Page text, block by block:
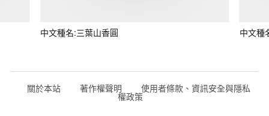
中文種名:三葉山香圓 中文種
關於本站 著作權聲明 使用者條款、資訊安全與隱私
權政策